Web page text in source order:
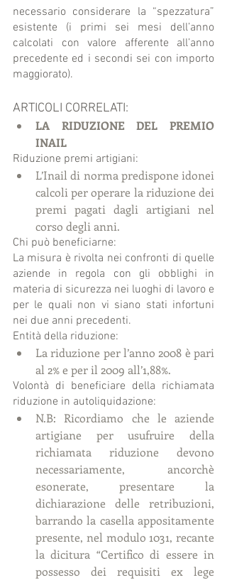
necessario considerare la “spezzatura”
esistente (i primi sei mesi dell’anno
calcolati con valore afferente all’anno
precedente ed i secondi sei con importo
maggiorato).
ARTICOLI CORRELATI:
LA RIDUZIONE DEL PREMIO
INAIL
Riduzione premi artigiani:
L’Inail di norma predispone idonei
calcoli per operare la riduzione dei
premi pagati dagli artigiani nel
corso degli anni.
Chi può beneficiarne:
La misura è rivolta nei confronti di quelle
aziende in regola con gli obblighi in
materia di sicurezza nei luoghi di lavoro e
per le quali non vi siano stati infortuni
nei due anni precedenti.
Entità della riduzione:
La riduzione per l’anno 2008 è pari
al 2% e per il 2009 all’1,88%.
Volontà di beneficiare della richiamata
riduzione in autoliquidazione:
N.B: Ricordiamo che le aziende
artigiane per usufruire della
richiamata riduzione devono
necessariamente, ancorchè
esonerate, presentare la
dichiarazione delle retribuzioni,
barrando la casella appositamente
presente, nel modulo 1031, recante
la dicitura “Certifico di essere in
possesso dei requisiti ex lege